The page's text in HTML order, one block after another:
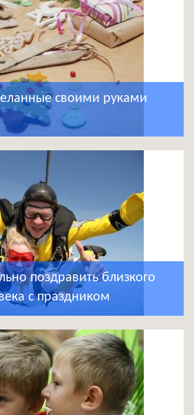
своими руками
поздравить близкого
с праздником